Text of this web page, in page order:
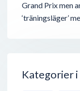
Grand Prix men
‘träningsläger’
Kategorier